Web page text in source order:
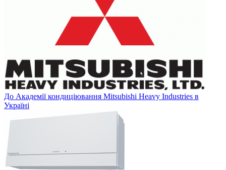
До Академії кондиціювання Mitsubishi Heavy Industries в
Україні